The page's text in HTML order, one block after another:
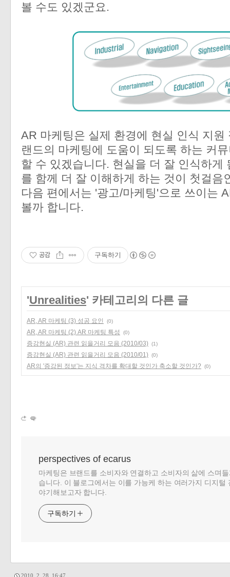
볼 수도 있겠군요.
AR 마케팅은 실제 환경에 현실 인식 지
랜드의 마케팅에 도움이 되도록 하는 커
할 수 있겠습니다. 현실을 더 잘 인식하게
를 함께 더 잘 이해하게 하는 것이 첫걸음
다음 편에서는 '광고/마케팅'으로 쓰이는
볼까 합니다.
공감 구독하기
'Unrealities' 카테고리의 다른 글
AR, AR 마케팅 (3) 성공 요인 (0)
AR, AR 마케팅 (2) AR 마케팅 특성 (0)
증강현실 (AR) 관련 읽을거리 모음 (2010/03) (1)
증강현실 (AR) 관련 읽을거리 모음 (2010/01) (0)
AR의 '증강된 정보'는 지식 격차를 확대할 것인가 축소할 것인가? (0)
perspectives of ecarus
마케팅은 브랜드를 소비자와 연결하고 소비자의 삶에 스며
습니다. 이 블로그에서는 이를 가능케 하는 여러가지 디지털
야기해보고자 합니다.
구독하기
2010. 2. 28. 16:47